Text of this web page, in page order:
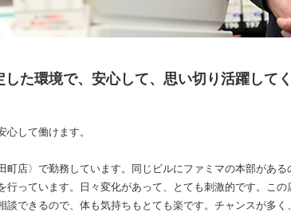
した環境で、安心して、思い切り活躍してく
して働けます。
町店〉で勤務しています。同じビルにファミマの本部があ
行っています。日々変化があって、とても刺激的です。こ
談できるので、体も気持ちもとても楽です。チャンスが多